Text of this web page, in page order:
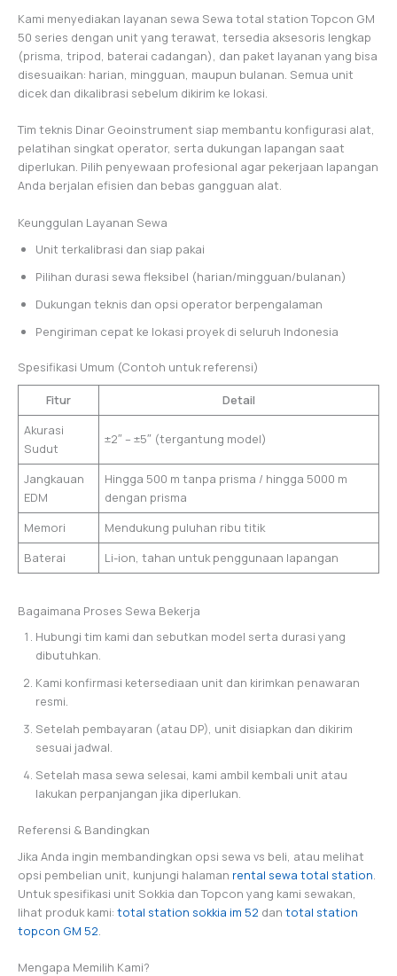
Kami menyediakan layanan sewa Sewa total station Topcon GM
50 series dengan unit yang terawat, tersedia aksesoris lengkap
(prisma, tripod, baterai cadangan), dan paket layanan yang bisa
disesuaikan: harian, mingguan, maupun bulanan. Semua unit
dicek dan dikalibrasi sebelum dikirim ke lokasi.
Tim teknis Dinar Geoinstrument siap membantu konfigurasi alat,
pelatihan singkat operator, serta dukungan lapangan saat
diperlukan. Pilih penyewaan profesional agar pekerjaan lapangan
Anda berjalan efisien dan bebas gangguan alat.
Keunggulan Layanan Sewa
Unit terkalibrasi dan siap pakai
Pilihan durasi sewa fleksibel (harian/mingguan/bulanan)
Dukungan teknis dan opsi operator berpengalaman
Pengiriman cepat ke lokasi proyek di seluruh Indonesia
Spesifikasi Umum (Contoh untuk referensi)
Fitur
Detail
Akurasi
Sudut
±2″ – ±5″ (tergantung model)
Jangkauan
EDM
Hingga 500 m tanpa prisma / hingga 5000 m
dengan prisma
Memori
Mendukung puluhan ribu titik
Baterai
Li-ion, tahan untuk penggunaan lapangan
Bagaimana Proses Sewa Bekerja
Hubungi tim kami dan sebutkan model serta durasi yang
dibutuhkan.
Kami konfirmasi ketersediaan unit dan kirimkan penawaran
resmi.
Setelah pembayaran (atau DP), unit disiapkan dan dikirim
sesuai jadwal.
Setelah masa sewa selesai, kami ambil kembali unit atau
lakukan perpanjangan jika diperlukan.
Referensi & Bandingkan
Jika Anda ingin membandingkan opsi sewa vs beli, atau melihat
opsi pembelian unit, kunjungi halaman rental sewa total station
Untuk spesifikasi unit Sokkia dan Topcon yang kami sewakan,
lihat produk kami: total station sokkia im 52 dan total station
topcon GM 52
Mengapa Memilih Kami?